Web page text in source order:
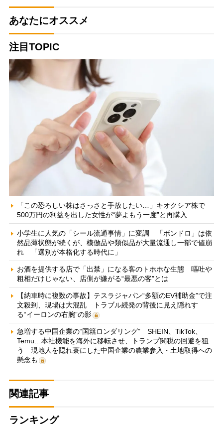
あなたにオススメ
注目TOPIC
「この恐ろしい株はさっさと手放したい…」キオクシア株で
500万円の利益を出した女性が“夢よもう一度”と再購入
小学生に人気の「シール流通事情」に変調 「ボンドロ」は依
然品薄状態が続くが、模倣品や類似品が大量流通し一部で値崩
れ 「選別が本格化する時代に」
お酒を提供する店で「出禁」になる客のトホホな生態 嘔吐や
粗相だけじゃない、店側が嫌がる“最悪の客”とは
【納車時に複数の事故】テスラジャパン“多額のEV補助金”で注
文殺到、現場は大混乱 トラブル続発の背後に見え隠れす
る“イーロンの右腕”の影
急増する中国企業の“国籍ロンダリング” SHEIN、TikTok、
Temu…本社機能を海外に移転させ、トランプ関税の回避を狙
う 現地人を隠れ蓑にした中国企業の農業参入・土地取得への
懸念も
関連記事
ランキング